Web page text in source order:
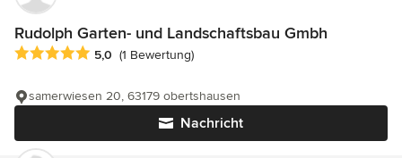
Rudolph Garten- und Landschaftsbau Gmbh
Durchschnittliche Bewertung: 5 von 5 Sternen
5,0 (1 Bewertung)
Nachricht
samerwiesen 20, 63179 obertshausen